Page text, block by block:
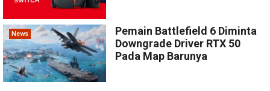
News
Pemain Battlefield 6 Diminta
Downgrade Driver RTX 50
Pada Map Barunya